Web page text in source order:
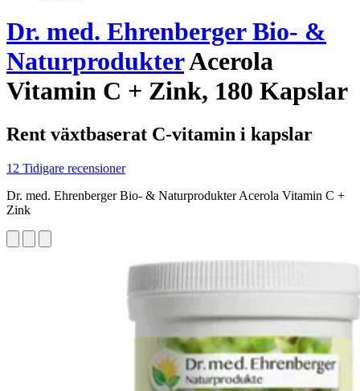
Dr. med. Ehrenberger Bio- &
NaturprodukterAcerola
Vitamin C + Zink, 180 Kapslar
Rent växtbaserat C-vitamin i kapslar
12 Tidigare recensioner
Dr. med. Ehrenberger Bio- & Naturprodukter Acerola Vitamin C +
Zink